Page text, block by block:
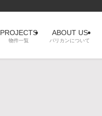
PROJECTS
物件一覧
ABOUT US
バリカンについて